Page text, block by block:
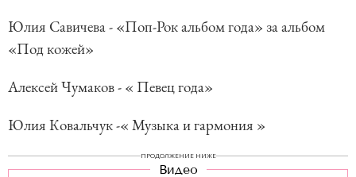
Юлия Савичева - «Поп-Рок альбом года» за альбом
«Под кожей»
Алексей Чумаков - « Певец года»
Юлия Ковальчук -« Музыка и гармония »
ПРОДОЛЖЕНИЕ НИЖЕ
Видео